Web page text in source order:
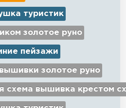
туристик
золотое руно
пейзажи
золотое руно
схема вышивка крестом